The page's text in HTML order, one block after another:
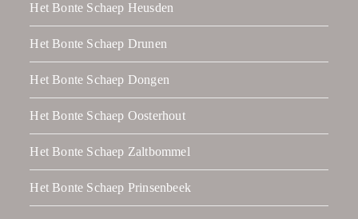
Het Bonte Schaep Heusden
Het Bonte Schaep Drunen
Het Bonte Schaep Dongen
Het Bonte Schaep Oosterhout
Het Bonte Schaep Zaltbommel
Het Bonte Schaep Prinsenbeek